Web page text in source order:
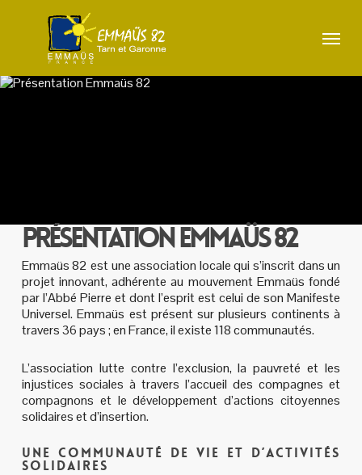
Menu
PRÉSENTATION EMMAÜS 82
Emmaüs 82 est une association locale qui s’inscrit dans un
projet innovant, adhérente au mouvement Emmaüs fondé
par l’Abbé Pierre et dont l’esprit est celui de son Manifeste
Universel. Emmaüs est présent sur plusieurs continents à
travers 36 pays ; en France, il existe 118 communautés.
L’association lutte contre l’exclusion, la pauvreté et les
injustices sociales à travers l’accueil des compagnes et
compagnons et le développement d’actions citoyennes
solidaires et d’insertion.
Une communauté de vie et d’activités
solidaires